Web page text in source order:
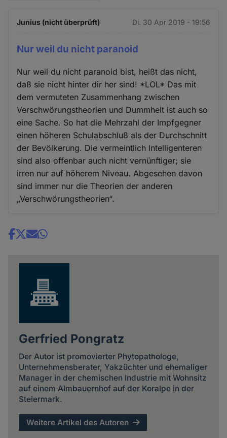
Junius (nicht überprüft) Di. 30 Apr 2019 - 19:56
Nur weil du nicht paranoid
Nur weil du nicht paranoid bist, heißt das nicht,
daß sie nicht hinter dir her sind! *LOL* Das mit
dem vermuteten Zusammenhang zwischen
Verschwörungstheorien und Dummheit ist auch so
eine Sache. So hat die Mehrzahl der Impfgegner
einen höheren Schulabschluß als der Durchschnitt
der Bevölkerung. Die vermeintlich Intelligenteren
sind also offenbar auch nicht vernünftiger; sie
irren nur auf höherem Niveau. Abgesehen davon
sind immer nur die Theorien der anderen
„Verschwörungstheorien“.
Share
Gerfried Pongratz
Der Autor ist promovierter Phytopathologe,
Unternehmensberater, Yakzüchter und ehemaliger
Manager in der chemischen Industrie mit Wohnsitz
auf einem Almbauernhof auf der Koralpe in der
Steiermark.
Weitere Artikel des Autoren